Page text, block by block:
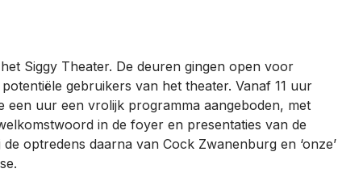
Siggy Theater. De deuren gingen open voor
gebruikers van het theater. Vanaf 11 uur
een uur een vrolijk programma aangeboden, met
in de foyer en presentaties van de
optredens daarna van Cock Zwanenburg en ‘onze’